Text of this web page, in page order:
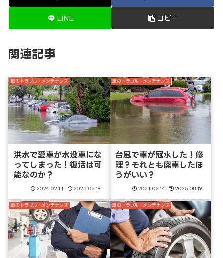
LINE コピー
関連記事
車のトラブル・メンテナンス
洪水で愛車が水没車にな
ってしまった！復活は可
能なのか？
2024.02.14 2025.08.19
車のトラブル・メンテナンス
台風で車が冠水した！修
理？それとも廃車したほ
うがいい？
2024.02.14 2025.08.19
車のトラブル・メンテナンス 車のトラブル・メンテナンス